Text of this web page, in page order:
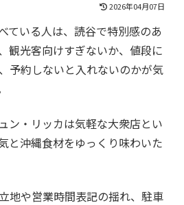
2026年04月07日
ている人は、読谷で特別感のあ
観光客向けすぎないか、値段に
予約しないと入れないのかが気
ン・リッカは気軽な大衆店とい
と沖縄食材をゆっくり味わいた
地や営業時間表記の揺れ、駐車